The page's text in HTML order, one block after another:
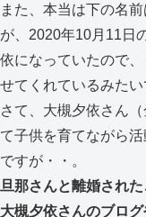
また、本当は下の名
が、2020年10月11日
依になっていたので
せてくれているみたい
さて、大槻夕依さん
て子供を育てながら
ですが・・。
旦那さんと離婚され
大槻夕依さんのブロ